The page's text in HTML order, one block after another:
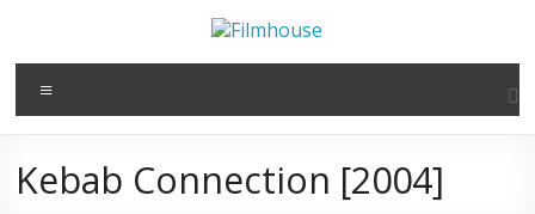
περιεχόμενο
Filmhouse
Νέα
Λέσχη
Kebab Connection [2004]